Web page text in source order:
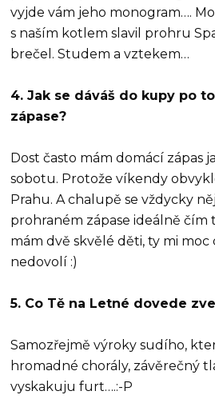
vyjde vám jeho monogram….
s naším kotlem slavil prohru
brečel. Studem a vztekem…
4. Jak se dáváš do kupy po
zápase?
Dost často mám domácí zápas
sobotu. Protože víkendy
Prahu. A chalupě se vždycky
prohraném zápase ideálně čím
mám dvě skvělé děti, ty mi
nedovolí :)
5. Co Tě na Letné dovede
Samozřejmě výroky sudího,
hromadné chorály, závěrečný
vyskakuju furt….:-P